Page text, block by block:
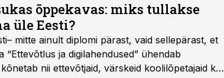
õppekavas: miks tullakse
üle Eesti?
mitte ainult diplomi pärast, vaid sellepärast, et
ja digilahendused” ühendab
nii ettevõtjaid, värskeid koolilõpetajaid kui